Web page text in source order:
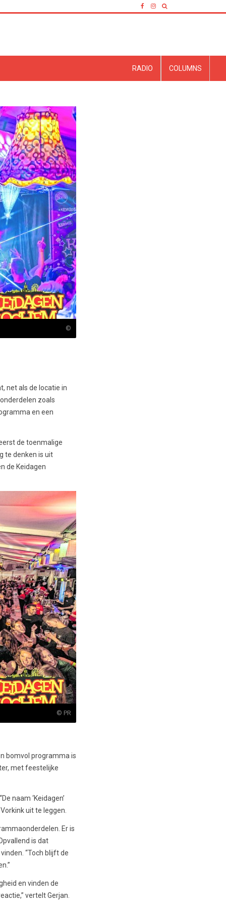
COLUMNS
RADIO
©
net als de locatie in
zoals
en een
de toenmalige
te denken is uit
de Keidagen
© PR
bomvol programma is
met feestelijke
naam ‘Keidagen’
uit te leggen.
Er is
is dat
“Toch blijft de
en vinden de
vertelt Gerjan.